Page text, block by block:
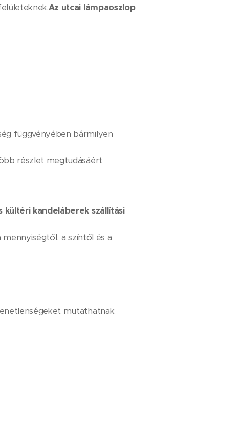
Az utcai lámpaoszlop
függvényében bármilyen
részlet megtudásáért
kültéri kandeláberek szállítási
a színtől és a
mutathatnak.